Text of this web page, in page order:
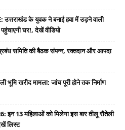
के युवक ने बनाई हवा में उड़ने वाली
घर!, देखें वीडियो
समिति की बैठक संपन्न, रक्तदान और आपदा
भूमि खरीद मामला: जांच पूरी होने तक निर्माण
13 महिलाओं को मिलेगा इस बार तीलू रौतेली
लिस्ट